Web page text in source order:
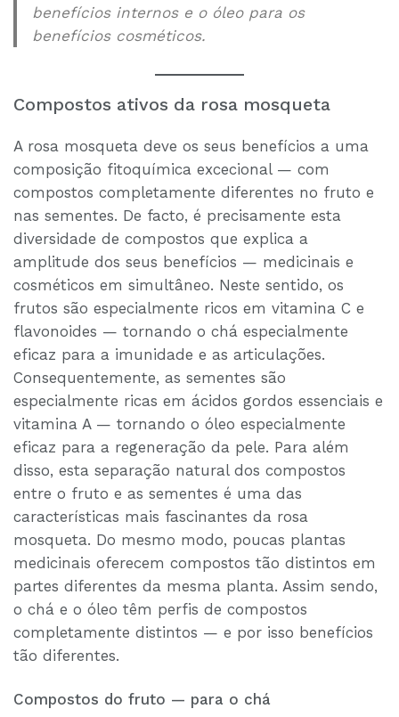
benefícios internos e o óleo para os
benefícios cosméticos.
Compostos ativos da rosa mosqueta
A rosa mosqueta deve os seus benefícios a uma
composição fitoquímica excecional — com
compostos completamente diferentes no fruto e
nas sementes. De facto, é precisamente esta
diversidade de compostos que explica a
amplitude dos seus benefícios — medicinais e
cosméticos em simultâneo. Neste sentido, os
frutos são especialmente ricos em vitamina C e
flavonoides — tornando o chá especialmente
eficaz para a imunidade e as articulações.
Consequentemente, as sementes são
especialmente ricas em ácidos gordos essenciais e
vitamina A — tornando o óleo especialmente
eficaz para a regeneração da pele. Para além
disso, esta separação natural dos compostos
entre o fruto e as sementes é uma das
características mais fascinantes da rosa
mosqueta. Do mesmo modo, poucas plantas
medicinais oferecem compostos tão distintos em
partes diferentes da mesma planta. Assim sendo,
o chá e o óleo têm perfis de compostos
completamente distintos — e por isso benefícios
tão diferentes.
Compostos do fruto — para o chá